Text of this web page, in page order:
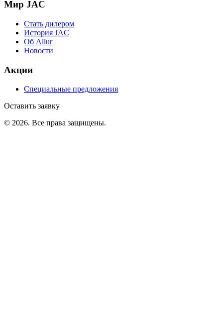
Мир JAC
Стать дилером
История JAC
Об Allur
Новости
Акции
Специальные предложения
Оставить заявку
© 2026. Все права защищены.